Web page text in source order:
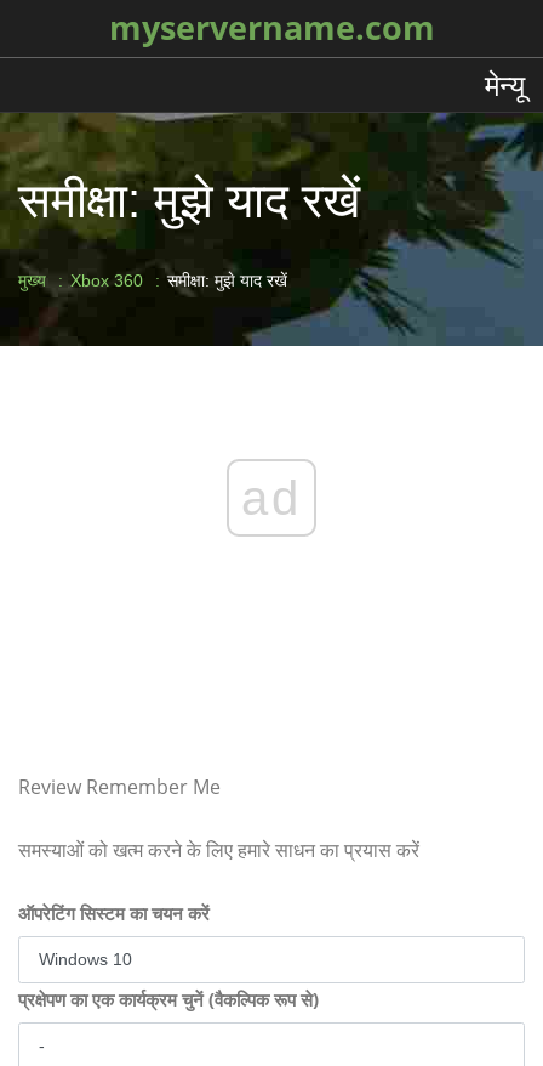
myservername.com
मेन्यू
समीक्षा: मुझे याद रखें
मुख्य Xbox 360 समीक्षा: मुझे याद रखें
ad
Review Remember Me
समस्याओं को खत्म करने के लिए हमारे साधन का प्रयास करें
ऑपरेटिंग सिस्टम का चयन करें
प्रक्षेपण का एक कार्यक्रम चुनें (वैकल्पिक रूप से)